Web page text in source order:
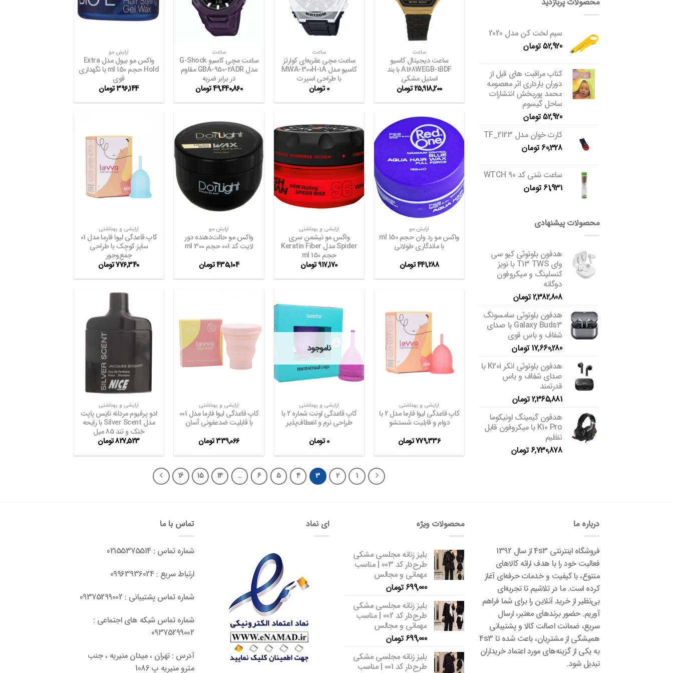
سیم لخت کن مدل 2020
52,920تومان
کتاب مراقبت های قبل از
دوران بارداری اثر معصومه
محمد پوربخش انتشارات
ساحل گیسوم
52,920تومان
کارت خوان مدل TF_2123
60,328 تومان
ساعت شنی کد WTCH 90
61,931 تومان
محصولات پیشنهادی
هدفون بلوتوثی کیو سی
وای T13 TWS با نویز
کنسلینگ و میکروفون
دوگانه
2,382,808 تومان
هدفون بلوتوثی سامسونگ
Galaxy Buds3 با صدای
شفاف و باس قوی
17,660,280 تومان
هدفون بلوتوثی انکر K20i با
صدای شفاف و باس
قدرتمند
2,365,881 تومان
هدفون گیمینگ اونیکوما
K10 Pro با میکروفون قابل
تنظیم
6,730,878 تومان
ساعت
ساعت دیجیتال کاسیو
A168WEGB-1BDF با بند
استیل مشکی
25,918,200تومان
ساعت
ساعت مچی عقربه‌ای کوارتز
کاسیو مدل MWA-300H-1A
با طراحی اسپرت
0 تومان
ساعت
ساعت مچی کاسیو G-Shock
مدل GBA-950-2ADR مقاوم
در برابر ضربه
49,440,860تومان
آرایش مو
واکس مو بیول مدل Extra
Hold حجم 150 ml با نگهداری
قوی
396,144تومان
افزودن
به
علاقه
مندی
آرایش مو
واکس مو رد وان حجم 150 ml
با ماندگاری طولانی
441,288تومان
افزودن
به
علاقه
مندی
ها
آرایشی و بهداشتی
واکس مو نیشمن سری
Spider مدل Keratin Fiber
حجم 150 ml
917,170تومان
افزودن
آرایش مو
واکس مو حالت‌دهنده دور
لایت کد 001 حجم 300 ml
435,104تومان
افزودن
علاقه
مندی
آرایشی و بهداشتی
کاپ قاعدگی لیوا فارما مدل 01
سایز کوچک با طراحی
جمع‌وجور
776,340تومان
افزودن
به
علاقه
مندی
ها
آرایشی و بهداشتی
کاپ قاعدگی لیوا فارما مدل 2 با
دوام و قابلیت شستشو
779,336تومان
افزودن
ناموجود
آرایشی و بهداشتی
کاپ قاعدگی لونت شماره 2 با
طراحی نرم و انعطاف‌پذیر
0 تومان
افزودن
علاقه
آرایشی و بهداشتی
کاپ قاعدگی لیوا فارما مدل 001
با قابلیت ضدعفونی آسان
339,066تومان
افزودن
ها
آرایشی و بهداشتی
ادو پرفیوم مردانه نایس پاپت
مدل Silver Scent با رایحه
خنک و تند 85 میل
827,523تومان
1
2
3
4
5
6
…
14
15
16
درباره ما
فروشگاه اینترنتی 4s3 از سال 1392
فعالیت خود را با هدف ارائه کالاهای
متنوع، با کیفیت و خدمات حرفه‌ای آغاز
کرده است. ما در تلاشیم تا تجربه‌ای
بی‌نظیر از خرید آنلاین را برای شما فراهم
آوریم. حضور برندهای معتبر، ارسال
سریع، ضمانت اصالت کالا و پشتیبانی
همیشگی از مشتریان، باعث شده تا 4s3
به یکی از گزینه‌های مورد اعتماد خریداران
تبدیل شود.
محصولات ویژه
بلیز زنانه مجلسی مشکی
طرح‌دار کد 003 | مناسب
مهمانی و مجالس
699,000 تومان
بلیز زنانه مجلسی مشکی
طرح‌دار کد 002 | مناسب
مهمانی و مجالس
699,000 تومان
بلیز زنانه مجلسی مشکی
طرح‌دار کد 001 | مناسب
ای نماد تماس با ما
شماره تماس : 02155375514
ارتباط سریع : 09963936024
شماره تماس پشتیبانی : 09375299002
شماره تماس شبکه های اجتماعی :
09375299002
آدرس : تهران ، میدان منیریه ، جنب
مترو منیریه پ 1086